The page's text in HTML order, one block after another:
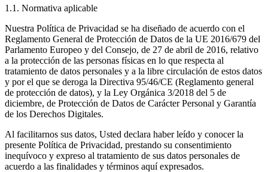
1.1. Normativa aplicable
Nuestra Política de Privacidad se ha diseñado de acuerdo con el
Reglamento General de Protección de Datos de la UE 2016/679 del
Parlamento Europeo y del Consejo, de 27 de abril de 2016, relativo
a la protección de las personas físicas en lo que respecta al
tratamiento de datos personales y a la libre circulación de estos datos
y por el que se deroga la Directiva 95/46/CE (Reglamento general
de protección de datos), y la Ley Orgánica 3/2018 del 5 de
diciembre, de Protección de Datos de Carácter Personal y Garantía
de los Derechos Digitales.
Al facilitarnos sus datos, Usted declara haber leído y conocer la
presente Política de Privacidad, prestando su consentimiento
inequívoco y expreso al tratamiento de sus datos personales de
acuerdo a las finalidades y términos aquí expresados.